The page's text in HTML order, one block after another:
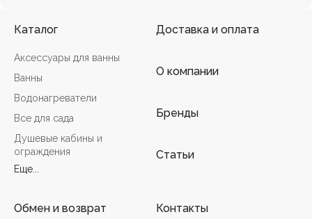
Каталог
Аксессуары для ванны
Ванны
Водонагреватели
Все для сада
Душевые кабины и
ограждения
Еще...
Доставка и оплата
О компании
Бренды
Статьи
Обмен и возврат
Контакты